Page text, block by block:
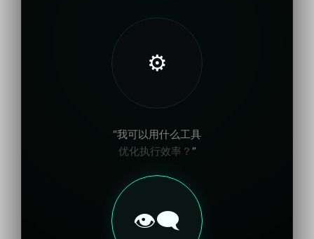
⚙️
“我可以用什么工具
优化执行效率？ ”
👁️‍🗨️